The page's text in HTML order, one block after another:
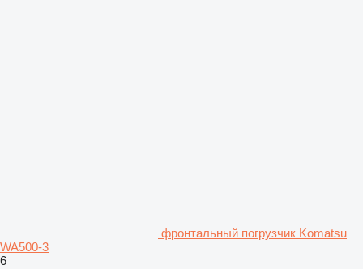
фронтальный погрузчик Komatsu
WA500-3
6